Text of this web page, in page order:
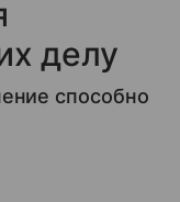
делу
способно